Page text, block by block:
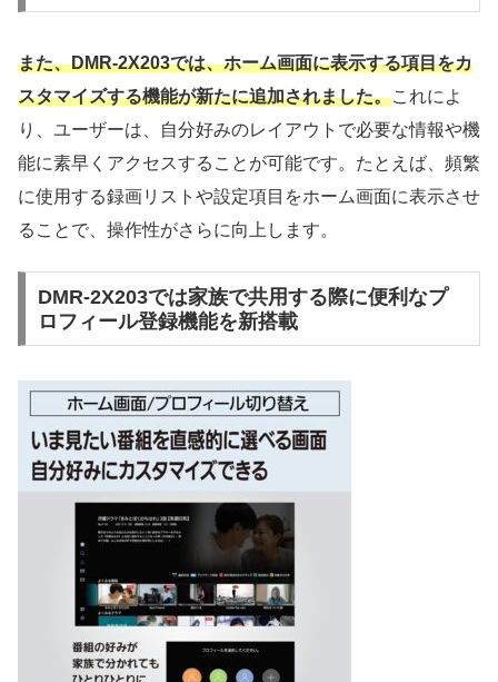
また、DMR-2X203では、ホーム画面に表示する項目をカ
スタマイズする機能が新たに追加されました。これによ
り、ユーザーは、自分好みのレイアウトで必要な情報や機
能に素早くアクセスすることが可能です。たとえば、頻繁
に使用する録画リストや設定項目をホーム画面に表示させ
ることで、操作性がさらに向上します。
DMR-2X203では家族で共用する際に便利なプ
ロフィール登録機能を新搭載